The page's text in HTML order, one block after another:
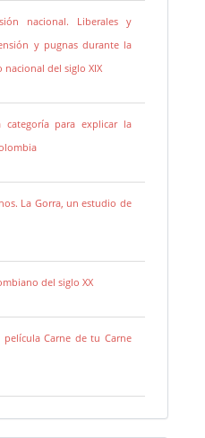
nacional. Liberales y
y pugnas durante la
del siglo XIX
categoría para explicar la
La Gorra, un estudio de
del siglo XX
Carne de tu Carne